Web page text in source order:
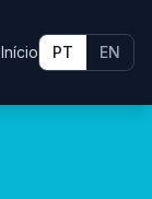
Início PT EN